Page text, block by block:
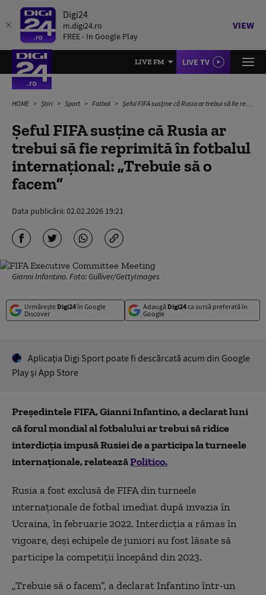
Digi24
m.digi24.ro
FREE - In Google Play
VIEW
LIVE FM LIVE TV
HOME Știri Sport Fotbal Șeful FIFA susține că Rusia ar trebui să fie reprimită în fotbalul internațional: „Trebuie să o facem”
Șeful FIFA susține că Rusia ar
trebui să fie reprimită în fotbalul
internațional: „Trebuie să o
facem”
Data publicării:02.02.2026 19:21
Gianni Infantino. Foto: Gulliver/GettyImages
Urmărește Digi24în Google
Discover
Adaugă Digi24ca sursă preferată în
Google
Aplicaţia Digi Sport poate fi descărcată acum din Google
Play şi App Store
Președintele FIFA, Gianni Infantino, a declarat luni
că forul mondial al fotbalului ar trebui să ridice
interdicția impusă Rusiei de a participa la turneele
internaționale, relateazăPolitico.
Rusia a fost exclusă de FIFA din turneele
internaționale de fotbal imediat după invazia în
Ucraina, în februarie 2022. Interdicția a rămas în
vigoare, deși echipele de juniori au fost lăsate să
participe la competiții începând din 2023.
„Trebuie să o facem”, a declarat Infantino într-un